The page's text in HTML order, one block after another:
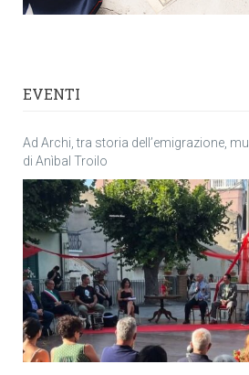
EVENTI
Ad Archi, tra storia dell’emigrazione,
di Anìbal Troilo